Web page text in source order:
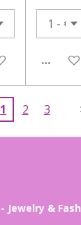
IN
1 2 3
Jewelry &